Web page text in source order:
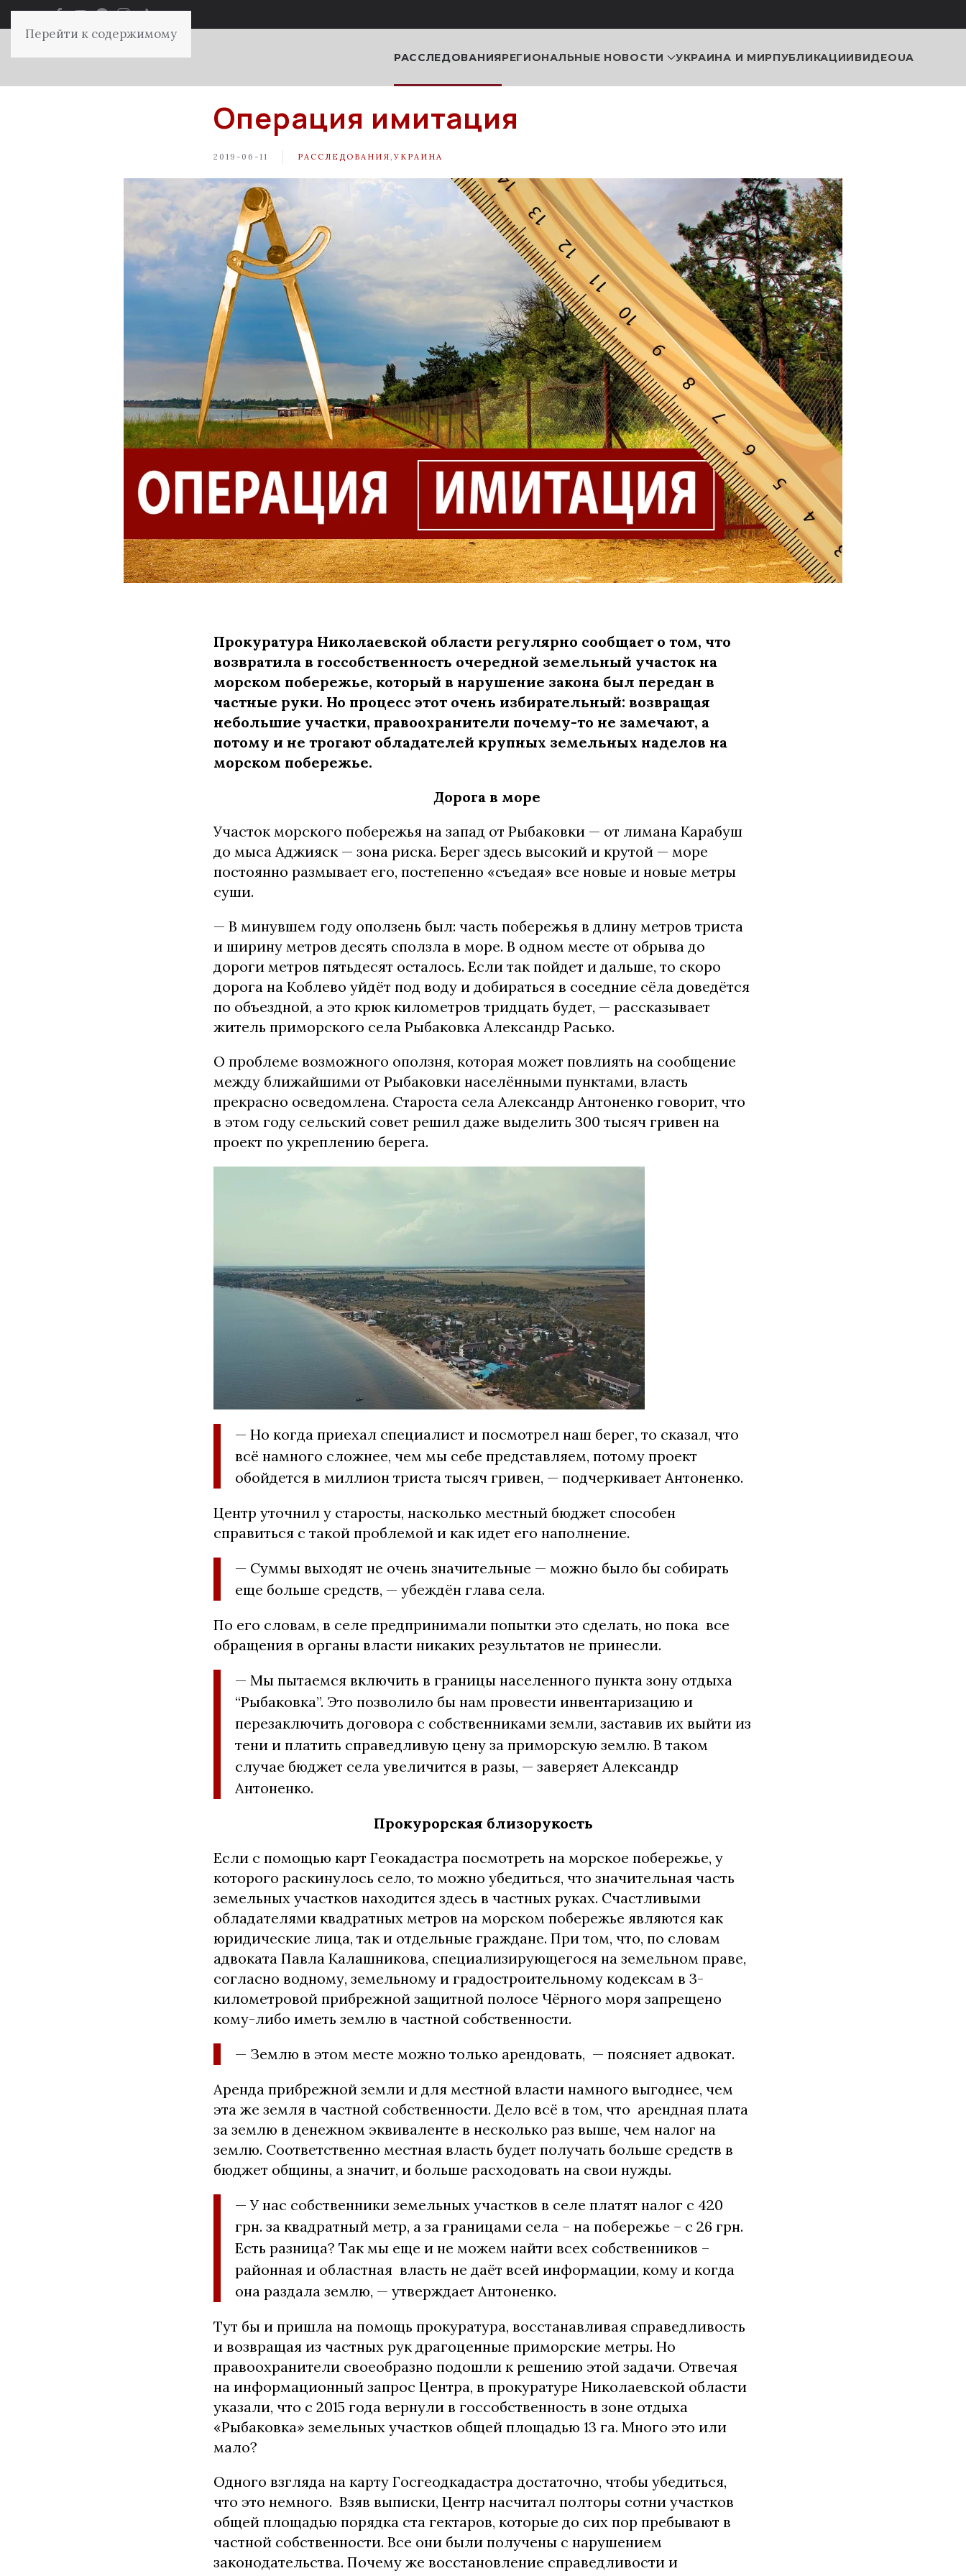
Перейти к содержимому
РАССЛЕДОВАНИЯРЕГИОНАЛЬНЫЕ НОВОСТИ УКРАИНА И МИРПУБЛИКАЦИИВИДЕОUA
Операция имитация
2019-06-11 РАССЛЕДОВАНИЯ УКРАИНА
Прокуратура Николаевской области регулярно сообщает о том, что
возвратила в госсобственность очередной земельный участок на
морском побережье, который в нарушение закона был передан в
частные руки. Но процесс этот очень избирательный: возвращая
небольшие участки, правоохранители почему-то не замечают, а
потому и не трогают обладателей крупных земельных наделов на
морском побережье.
Дорога в море
Участок морского побережья на запад от Рыбаковки — от лимана Карабуш
до мыса Аджияск — зона риска. Берег здесь высокий и крутой — море
постоянно размывает его, постепенно «съедая» все новые и новые метры
суши.
— В минувшем году оползень был: часть побережья в длину метров триста
и ширину метров десять сползла в море. В одном месте от обрыва до
дороги метров пятьдесят осталось. Если так пойдет и дальше, то скоро
дорога на Коблево уйдёт под воду и добираться в соседние сёла доведётся
по объездной, а это крюк километров тридцать будет, — рассказывает
житель приморского села Рыбаковка Александр Расько.
О проблеме возможного оползня, которая может повлиять на сообщение
между ближайшими от Рыбаковки населёнными пунктами, власть
прекрасно осведомлена. Староста села Александр Антоненко говорит, что
в этом году сельский совет решил даже выделить 300 тысяч гривен на
проект по укреплению берега.
— Но когда приехал специалист и посмотрел наш берег, то сказал, что
всё намного сложнее, чем мы себе представляем, потому проект
обойдется в миллион триста тысяч гривен, — подчеркивает Антоненко.
Центр уточнил у старосты, насколько местный бюджет способен
справиться с такой проблемой и как идет его наполнение.
— Суммы выходят не очень значительные — можно было бы собирать
еще больше средств, — убеждён глава села.
По его словам, в селе предпринимали попытки это сделать, но пока все
обращения в органы власти никаких результатов не принесли.
— Мы пытаемся включить в границы населенного пункта зону отдыха
“Рыбаковка”. Это позволило бы нам провести инвентаризацию и
перезаключить договора с собственниками земли, заставив их выйти из
тени и платить справедливую цену за приморскую землю. В таком
случае бюджет села увеличится в разы, — заверяет Александр
Антоненко.
Прокурорская близорукость
Если с помощью карт Геокадастра посмотреть на морское побережье, у
которого раскинулось село, то можно убедиться, что значительная часть
земельных участков находится здесь в частных руках. Счастливыми
обладателями квадратных метров на морском побережье являются как
юридические лица, так и отдельные граждане. При том, что, по словам
адвоката Павла Калашникова, специализирующегося на земельном праве,
согласно водному, земельному и градостроительному кодексам в 3-
километровой прибрежной защитной полосе Чёрного моря запрещено
кому-либо иметь землю в частной собственности.
— Землю в этом месте можно только арендовать, — поясняет адвокат.
Аренда прибрежной земли и для местной власти намного выгоднее, чем
эта же земля в частной собственности. Дело всё в том, что арендная плата
за землю в денежном эквиваленте в несколько раз выше, чем налог на
землю. Соответственно местная власть будет получать больше средств в
бюджет общины, а значит, и больше расходовать на свои нужды.
— У нас собственники земельных участков в селе платят налог с 420
грн. за квадратный метр, а за границами села – на побережье – с 26 грн.
Есть разница? Так мы еще и не можем найти всех собственников –
районная и областная власть не даёт всей информации, кому и когда
она раздала землю, — утверждает Антоненко.
Тут бы и пришла на помощь прокуратура, восстанавливая справедливость
и возвращая из частных рук драгоценные приморские метры. Но
правоохранители своеобразно подошли к решению этой задачи. Отвечая
на информационный запрос Центра, в прокуратуре Николаевской области
указали, что с 2015 года вернули в госсобственность в зоне отдыха
«Рыбаковка» земельных участков общей площадью 13 га. Много это или
мало?
Одного взгляда на карту Госгеодкадастра достаточно, чтобы убедиться,
что это немного. Взяв выписки, Центр насчитал полторы сотни участков
общей площадью порядка ста гектаров, которые до сих пор пребывают в
частной собственности. Все они были получены с нарушением
законодательства. Почему же восстановление справедливости и